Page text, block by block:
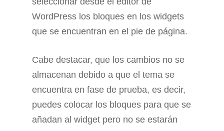
WordPress los bloques en los widgets
que se encuentran en el pie de página.
Cabe destacar, que los cambios no se
almacenan debido a que el tema se
encuentra en fase de prueba, es decir,
puedes colocar los bloques para que se
añadan al widget pero no se estarán